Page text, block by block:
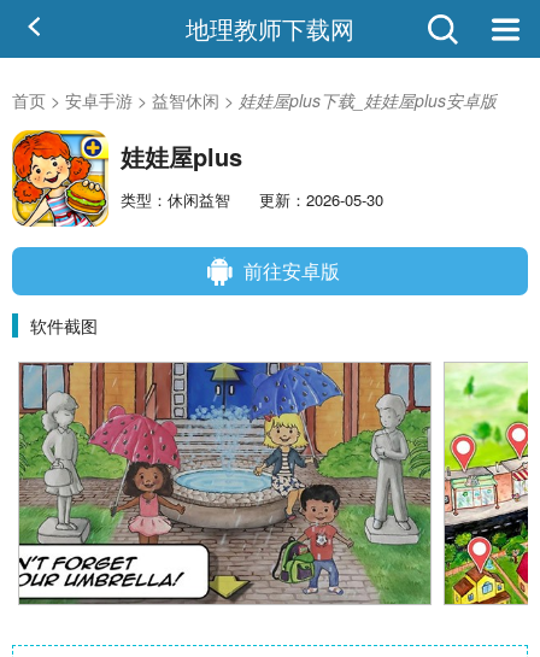
地理教师下载网
首页 > 安卓手游 > 益智休闲 > 娃娃屋plus下载_娃娃屋plus安卓版
娃娃屋plus
类型：休闲益智 更新：2026-05-30
前往安卓版
软件截图